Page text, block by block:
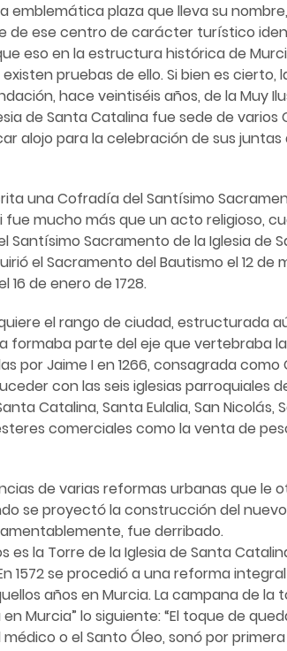
emblemática plaza que lleva su
de ese centro de carácter turístico
eso en la estructura histórica de
pruebas de ello. Si bien es
hace veintiséis años, de la Muy
de Santa Catalina fue sede de
alojo para la celebración de sus
una Cofradía del Santísimo
mucho más que un acto religioso,
Sacramento de la Iglesia de
el Sacramento del Bautismo el 12 de
de enero de 1728.
el rango de ciudad,
parte del eje que vertebraba
por Jaime I en 1266, consagrada
con las seis iglesias
Catalina, Santa Eulalia, San Nicolás,
comerciales como la venta de
de varias reformas urbanas que le
se proyectó la construcción del
fue derribado.
la Torre de la Iglesia de Santa
1572 se procedió a una reforma
años en Murcia. La campana de
Murcia” lo siguiente: “El toque de
o el Santo Óleo, sonó por